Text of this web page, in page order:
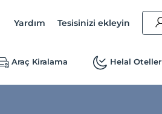
Yardım Tesisinizi ekleyin
Araç Kiralama Helal Oteller